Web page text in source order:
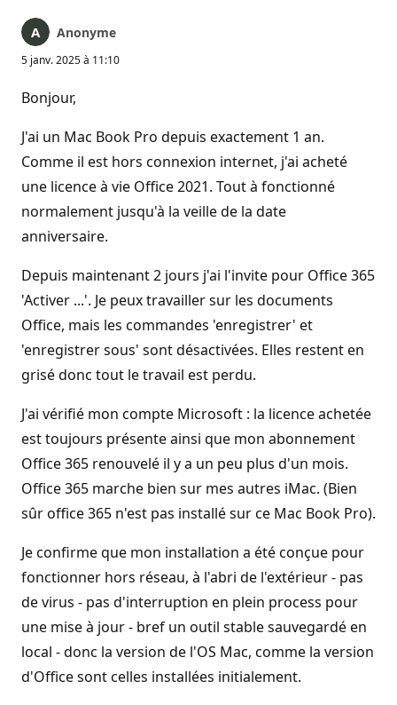
Anonyme
5 janv. 2025 à 11:10
Bonjour,
J'ai un Mac Book Pro depuis exactement 1 an.
Comme il est hors connexion internet, j'ai acheté
une licence à vie Office 2021. Tout à fonctionné
normalement jusqu'à la veille de la date
anniversaire.
Depuis maintenant 2 jours j'ai l'invite pour Office 365
'Activer ...'. Je peux travailler sur les documents
Office, mais les commandes 'enregistrer' et
'enregistrer sous' sont désactivées. Elles restent en
grisé donc tout le travail est perdu.
J'ai vérifié mon compte Microsoft : la licence achetée
est toujours présente ainsi que mon abonnement
Office 365 renouvelé il y a un peu plus d'un mois.
Office 365 marche bien sur mes autres iMac. (Bien
sûr office 365 n'est pas installé sur ce Mac Book Pro).
Je confirme que mon installation a été conçue pour
fonctionner hors réseau, à l'abri de l'extérieur - pas
de virus - pas d'interruption en plein process pour
une mise à jour - bref un outil stable sauvegardé en
local - donc la version de l'OS Mac, comme la version
d'Office sont celles installées initialement.